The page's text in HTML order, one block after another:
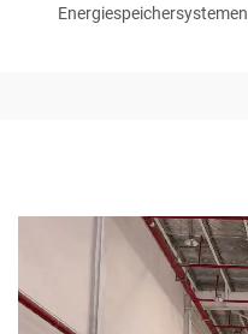
Energiespeichersystemen